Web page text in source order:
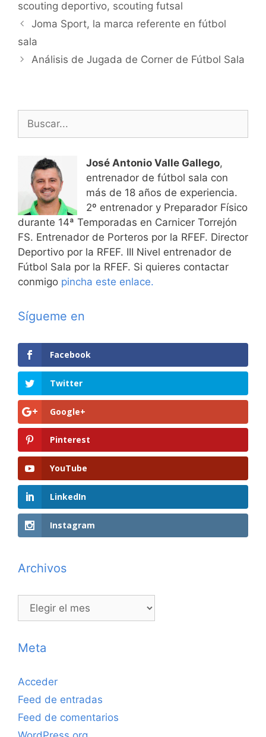
scouting deportivo, scouting futsal
Navegación
de
Joma Sport, la marca referente en fútbol
sala
Análisis de Jugada de Corner de Fútbol Sala
Buscar:
José Antonio Valle Gallego,
entrenador de fútbol sala con
más de 18 años de experiencia.
2º entrenador y Preparador Físico
durante 14ª Temporadas en Carnicer Torrejón
FS. Entrenador de Porteros por la RFEF. Director
Deportivo por la RFEF. III Nivel entrenador de
Fútbol Sala por la RFEF. Si quieres contactar
conmigo pincha este enlace.
Sígueme en
Facebook
Twitter
Google+
Pinterest
YouTube
LinkedIn
Instagram
Archivos
Archivos
Meta
Acceder
Feed de entradas
Feed de comentarios